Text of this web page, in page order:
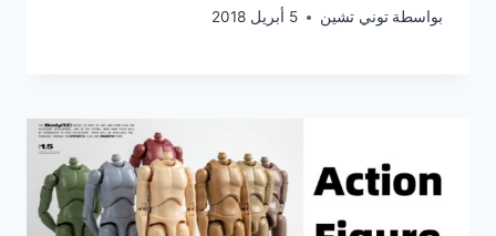
بواسطة توني تشين 5 أبريل 2018